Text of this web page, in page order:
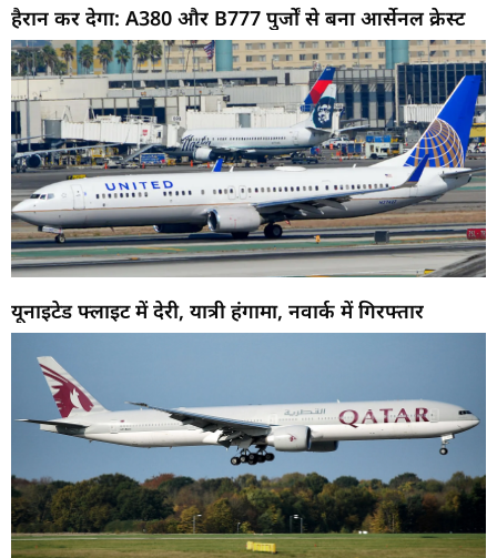
हैरान कर देगा: A380 और B777 पुर्जों से बना आर्सेनल क्रेस्ट
यूनाइटेड फ्लाइट में देरी, यात्री हंगामा, नवार्क में गिरफ्तार